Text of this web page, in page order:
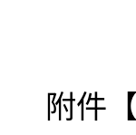
附件【